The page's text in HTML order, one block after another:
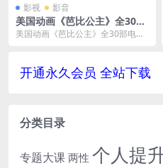
影视 影音
美国动画《芭比公主》全30部
电影视频1080P超高清国粤台
美国动画《芭比公主》全30部电影
开通永久会员 全站下载
分类目录
专题大课 两性 个人提